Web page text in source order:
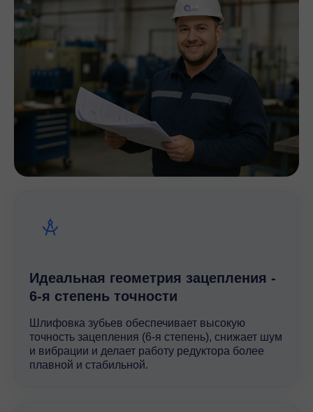
обеспечивают их надежную работу:
Передаточные числа
– от 5,36 до 17550
Крутящий момент
– до 62800 Н·м
Мощность двигателей
– от 0,12 до 200 кВт
Материал корпуса
– чугун (литье повышенной
прочности).
Способы установки
– на лапах, фланцевый или
насадной монтаж.
Система смазки— жидкостная (с минеральными
маслами), увеличивающая срок службы.
при эксплуатации, что делает их
Преимущества использования
Выбирая мотор-редукторы серии ПР3, вы получаете:
Идеальная геометрия зацепления -
6-я степень точности
Шлифовка зубьев обеспечивает высокую
точность зацепления (6-я степень), снижает шум
и вибрации и делает работу редуктора более
плавной и стабильной.